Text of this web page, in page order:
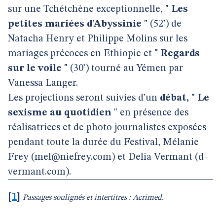
sur une Tchétchène exceptionnelle, " Les
petites mariées d’Abyssinie " (52’) de
Natacha Henry et Philippe Molins sur les
mariages précoces en Ethiopie et " Regards
sur le voile " (30’) tourné au Yémen par
Vanessa Langer.
Les projections seront suivies d’un débat, " Le
sexisme au quotidien " en présence des
réalisatrices et de photo journalistes exposées
pendant toute la durée du Festival, Mélanie
Frey (mel@niefrey.com) et Delia Vermant (d-
vermant.com).
1 Passages soulignés et intertitres : Acrimed.